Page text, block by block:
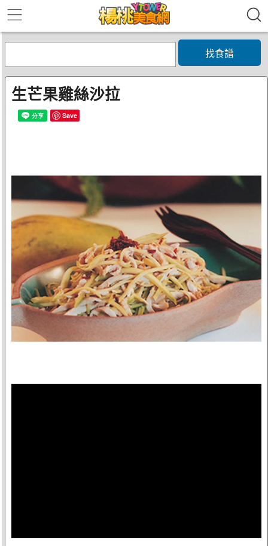
找食譜
生芒果雞絲沙拉
Save